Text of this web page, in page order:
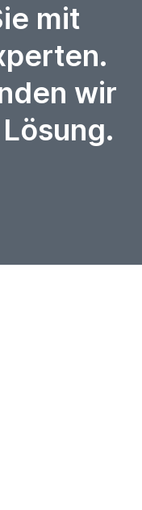
mit
wir